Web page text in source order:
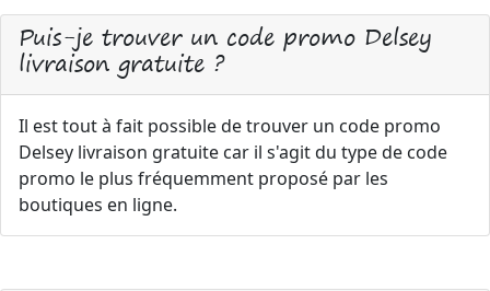
Puis-je trouver un code promo Delsey
livraison gratuite ?
Il est tout à fait possible de trouver un code promo
Delsey livraison gratuite car il s'agit du type de code
promo le plus fréquemment proposé par les
boutiques en ligne.